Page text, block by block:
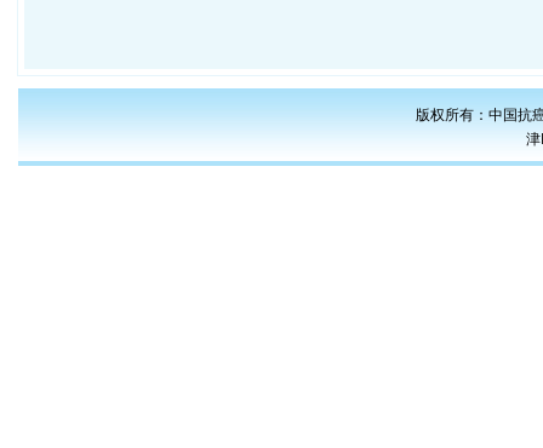
版权所有：中国抗